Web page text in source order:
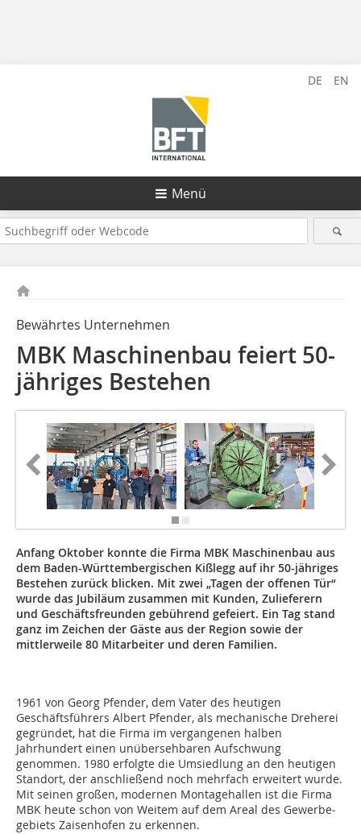
DE EN
Menü
Bewährtes Unternehmen
MBK Maschinenbau feiert 50-
jähriges Bestehen
Anfang Oktober konnte die Firma MBK Maschinenbau aus
dem Baden-Württembergischen Kißlegg auf ihr 50-jähriges
Bestehen zurück blicken. Mit zwei „Tagen der offenen Tür“
wurde das Jubiläum zusammen mit Kunden, Zulieferern
und Geschäftsfreunden gebührend gefeiert. Ein Tag stand
ganz im Zeichen der Gäste aus der Region sowie der
mittlerweile 80 Mitarbeiter und deren Familien.
1961 von Georg Pfender, dem Vater des heutigen
Geschäftsführers Albert Pfender, als mechanische Dreherei
gegründet, hat die Firma im vergangenen halben
Jahrhundert einen unübersehbaren Aufschwung
genommen. 1980 erfolgte die Umsiedlung an den heutigen
Standort, der anschließend noch mehrfach erweitert wurde.
Mit seinen großen, modernen Montagehallen ist die Firma
MBK heute schon von Weitem auf dem Areal des Gewerbe­
gebiets Zaisenhofen zu erkennen.